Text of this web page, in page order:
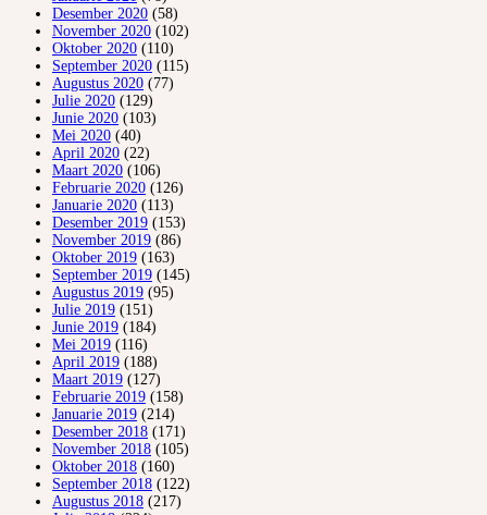
Desember 2020 (58)
November 2020 (102)
Oktober 2020 (110)
September 2020 (115)
Augustus 2020 (77)
Julie 2020 (129)
Junie 2020 (103)
Mei 2020 (40)
April 2020 (22)
Maart 2020 (106)
Februarie 2020 (126)
Januarie 2020 (113)
Desember 2019 (153)
November 2019 (86)
Oktober 2019 (163)
September 2019 (145)
Augustus 2019 (95)
Julie 2019 (151)
Junie 2019 (184)
Mei 2019 (116)
April 2019 (188)
Maart 2019 (127)
Februarie 2019 (158)
Januarie 2019 (214)
Desember 2018 (171)
November 2018 (105)
Oktober 2018 (160)
September 2018 (122)
Augustus 2018 (217)